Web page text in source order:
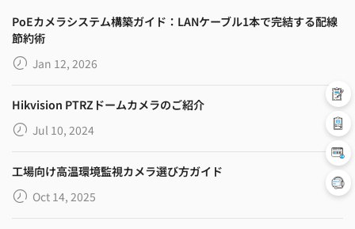
PoEカメラシステム構築ガイド：LANケーブル1本で完結する配線
節約術
Jan 12, 2026
Hikvision PTRZドームカメラのご紹介
Jul 10, 2024
工場向け高温環境監視カメラ選び方ガイド
Oct 14, 2025